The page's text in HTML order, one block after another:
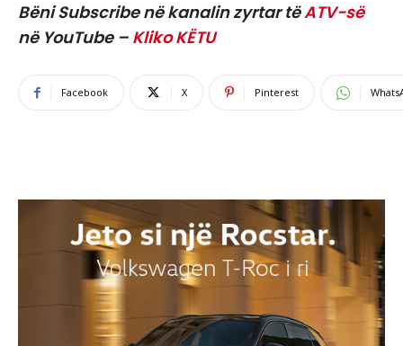
Bëni Subscribe në kanalin zyrtar tëATV-së
në YouTube – Kliko KËTU
Facebook X Pinterest